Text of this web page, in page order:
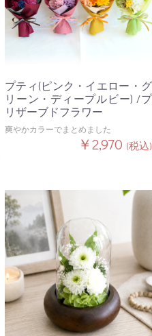
プティ(ピンク・イエロー・グ
リーン・ディープルビー) /プ
リザーブドフラワー
爽やかカラーでまとめました
￥2,970 (税込)